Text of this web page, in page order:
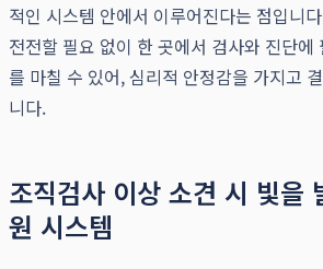
적인 시스템 안에서 이루어진다는 점입니
전전할 필요 없이 한 곳에서 검사와 진단에
를 마칠 수 있어, 심리적 안정감을 가지고
니다.
조직검사 이상 소견 시 빛을
원 시스템